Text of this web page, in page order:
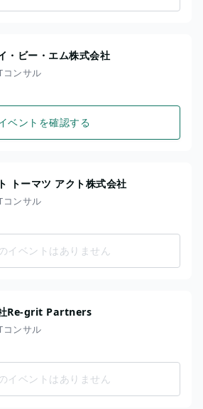
・ビー・エム株式会社
コンサル
ベントを確認する
トーマツ アクト株式会社
コンサル
イベントはありません
Re-grit Partners
コンサル
イベントはありません